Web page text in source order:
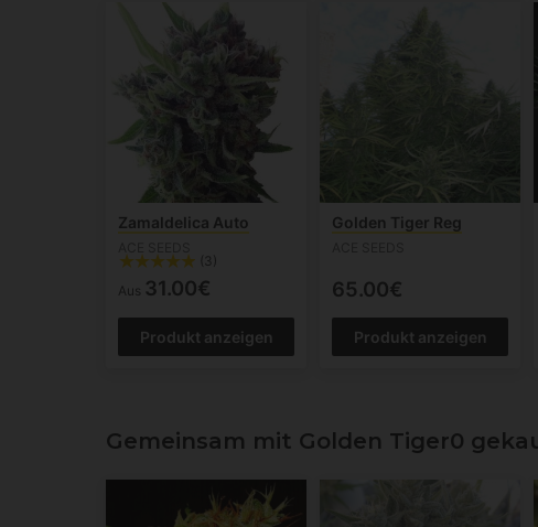
Zamaldelica Auto
(3)
Aus 31.00€
Produkt anzeigen
Golden Tiger Reg
65.00€
Produkt anzeigen
Gemeinsam mit Golden Tiger0